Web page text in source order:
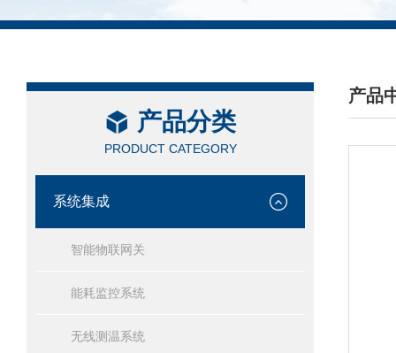
产品分类
PRODUCT CATEGORY
系统集成
智能物联网关
能耗监控系统
无线测温系统
产品
/